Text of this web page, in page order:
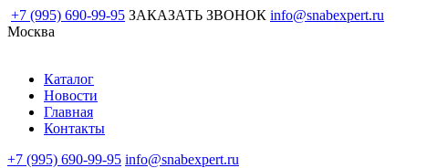
+7 (995) 690-99-95 ЗАКАЗАТЬ ЗВОНОК info@snabexpert.ru
Москва
Каталог
Новости
Главная
Контакты
+7 (995) 690-99-95 info@snabexpert.ru